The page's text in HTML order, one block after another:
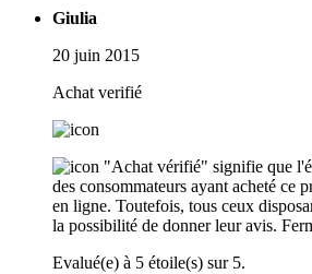
Giulia
20 juin 2015
Achat verifié
"Achat vérifié" signifie que
des consommateurs ayant acheté ce
en ligne. Toutefois, tous ceux
la possibilité de donner leur avis.
Evalué(e) à 5 étoile(s) sur 5.